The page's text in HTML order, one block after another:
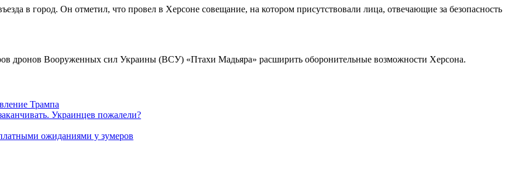
в город. Он отметил, что провел в Херсоне совещание, на котором присутствовали лица, отвечающие за безопасность
дронов Вооруженных сил Украины (ВСУ) «Птахи Мадьяра» расширить оборонительные возможности Херсона.
Трампа
Украинцев пожалели?
ожиданиями у зумеров